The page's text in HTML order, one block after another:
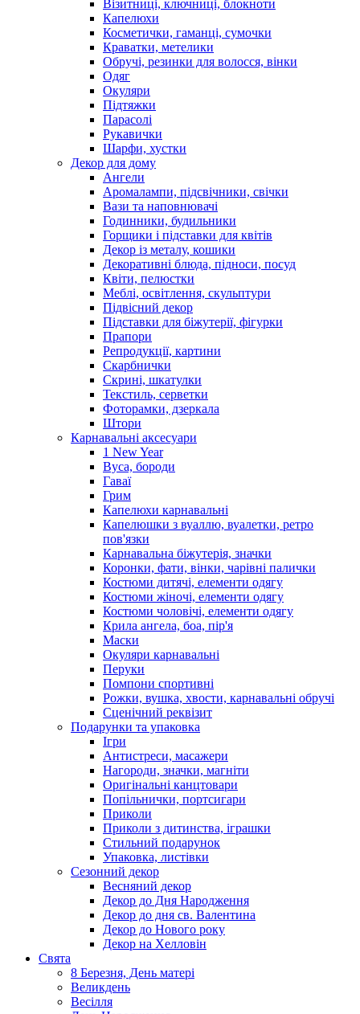
Візитниці, ключниці, блокноти
Капелюхи
Косметички, гаманці, сумочки
Краватки, метелики
Обручі, резинки для волосся, вінки
Одяг
Окуляри
Підтяжки
Парасолі
Рукавички
Шарфи, хустки
Декор для дому
Ангели
Аромалампи, підсвічники, свічки
Вази та наповнювачі
Годинники, будильники
Горщики і підставки для квітів
Декор із металу, кошики
Декоративні блюда, підноси, посуд
Квіти, пелюстки
Меблі, освітлення, скульптури
Підвісний декор
Підставки для біжутерії, фігурки
Прапори
Репродукції, картини
Скарбнички
Скрині, шкатулки
Текстиль, серветки
Фоторамки, дзеркала
Штори
Карнавальні аксесуари
1 New Year
Вуса, бороди
Гаваї
Грим
Капелюхи карнавальні
Капелюшки з вуаллю, вуалетки, ретро
пов'язки
Карнавальна біжутерія, значки
Коронки, фати, вінки, чарівні палички
Костюми дитячі, елементи одягу
Костюми жіночі, елементи одягу
Костюми чоловічі, елементи одягу
Крила ангела, боа, пір'я
Маски
Окуляри карнавальні
Перуки
Помпони спортивні
Рожки, вушка, хвости, карнавальні обручі
Сценічний реквізит
Подарунки та упаковка
Ігри
Антистреси, масажери
Нагороди, значки, магніти
Оригінальні канцтовари
Попільнички, портсигари
Приколи
Приколи з дитинства, іграшки
Стильний подарунок
Упаковка, листівки
Сезонний декор
Весняний декор
Декор до Дня Народження
Декор до дня св. Валентина
Декор до Нового року
Декор на Хелловін
Свята
8 Березня, День матері
Великдень
Весілля